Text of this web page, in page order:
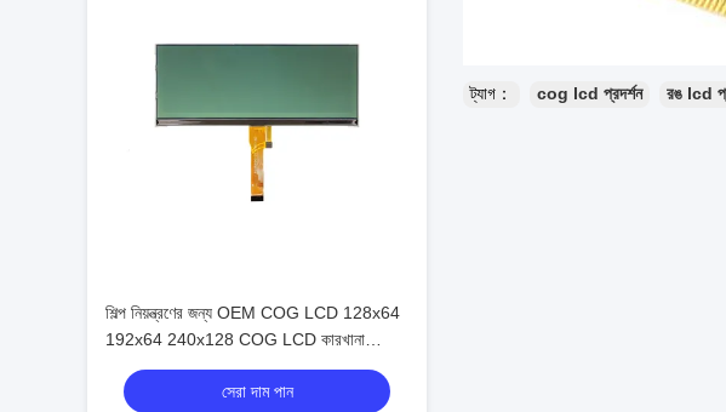
শিল্প নিয়ন্ত্রণের জন্য OEM COG LCD 128x64
192x64 240x128 COG LCD কারখানা
ST7567 COG প্রদর্শন
সেরা দাম পান
ট্যাগ： cog lcd প্রদর্শন রঙ lcd